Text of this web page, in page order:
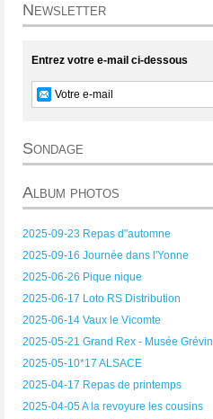
Newsletter
Entrez votre e-mail ci-dessous
Sondage
Album photos
2025-09-23 Repas d"automne
2025-09-16 Journée dans l'Yonne
2025-06-26 Pique nique
2025-06-17 Loto RS Distribution
2025-06-14 Vaux le Vicomte
2025-05-21 Grand Rex - Musée Grévin
2025-05-10*17 ALSACE
2025-04-17 Repas de printemps
2025-04-05 A la revoyure les cousins